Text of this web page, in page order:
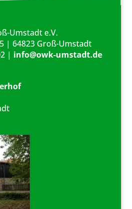
Umstadt e.V.
| 64823 Groß-Umstadt
| info@owk-umstadt.de